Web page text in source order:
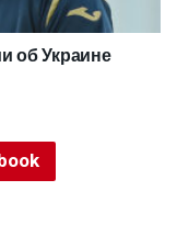
об Украине